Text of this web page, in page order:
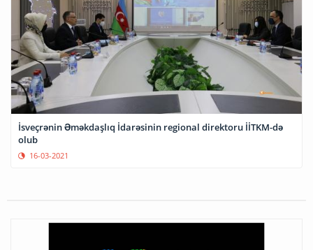
İsveçrənin Əməkdaşlıq İdarəsinin regional direktoru İİTKM-də
olub
16-03-2021